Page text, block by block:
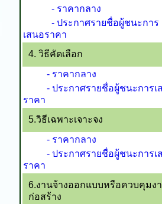
- ราคากลาง
- ประกาศรายชื่อผู้ชนะการ
เสนอราคา
4. วิธีคัดเลือก
- ราคากลาง
- ประกาศรายชื่อผู้ชนะการเ
ราคา
5.วิธีเฉพาะเจาะจง
- ราคากลาง
- ประกาศรายชื่อผู้ชนะการเ
ราคา
6.งานจ้างออกแบบหรือควบคุมง
ก่อสร้าง